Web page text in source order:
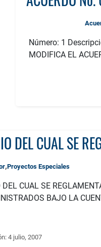
Número: 1
MODIFICA EL
,Proyectos Especiales
CUAL SE
BAJO LA
4 julio, 2007